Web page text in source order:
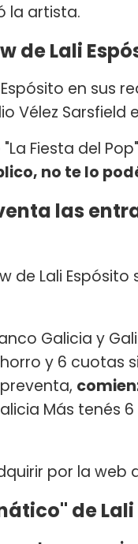
la artista.
de Lali
en sus
Vélez Sarsfield
Fiesta del
no te lo
las
de Lali
Galicia y
y 6 cuotas
Más tenés
por la web
de